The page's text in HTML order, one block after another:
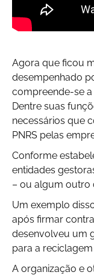
Agora que ficou
desempenhado
compreende-se
Dentre suas
necessários que
PNRS pelas
Conforme
entidades
– ou algum outro
Um exemplo
após firmar
desenvolveu um
para a
A organização e